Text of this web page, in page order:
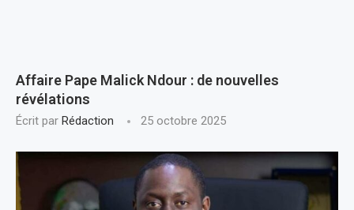
Affaire Pape Malick Ndour : de nouvelles
révélations
Écrit par Rédaction 25 octobre 2025